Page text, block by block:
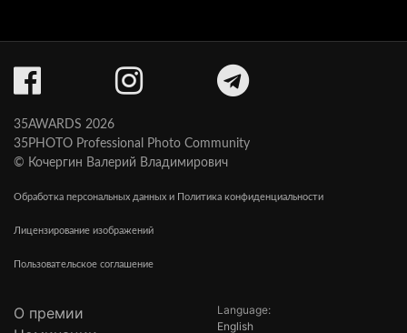
35AWARDS 2026
35PHOTO Professional Photo Community
© Кочергин Валерий Владимирович
Обработка персональных данных и Политика конфиденциальности
Лицензирование изображений
Пользовательское соглашение
О премии
Language:
English